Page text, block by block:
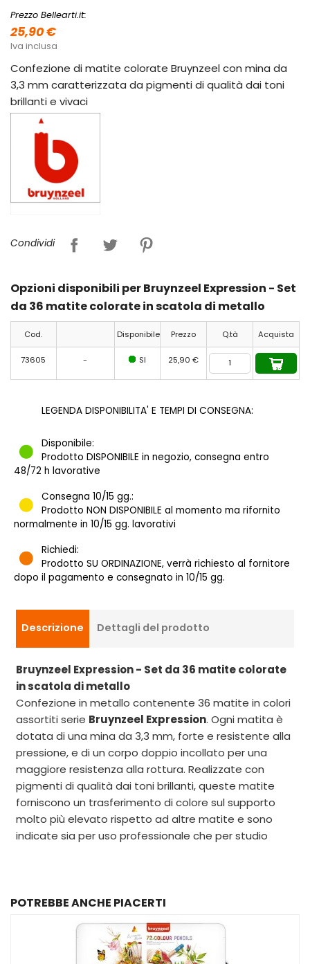
Prezzo Bellearti.it:
25,90 €
Iva inclusa
Confezione di matite colorate Bruynzeel con mina da
3,3 mm caratterizzata da pigmenti di qualità dai toni
brillanti e vivaci
Condividi
Opzioni disponibili per Bruynzeel Expression - Set
da 36 matite colorate in scatola di metallo
Cod. Disponibile Prezzo Q.tà Acquista
73605 - SI 25,90 €
LEGENDA DISPONIBILITA' E TEMPI DI CONSEGNA:
Disponibile:
Prodotto DISPONIBILE in negozio, consegna entro
48/72 h lavorative
Consegna 10/15 gg.:
Prodotto NON DISPONIBILE al momento ma rifornito
normalmente in 10/15 gg. lavorativi
Richiedi:
Prodotto SU ORDINAZIONE, verrà richiesto al fornitore
dopo il pagamento e consegnato in 10/15 gg.
Descrizione Dettagli del prodotto
Bruynzeel Expression - Set da 36 matite colorate
in scatola di metallo
Confezione in metallo contenente 36 matite in colori
assortiti serie Bruynzeel Expression. Ogni matita è
dotata di una mina da 3,3 mm, forte e resistente alla
pressione, e di un corpo doppio incollato per una
maggiore resistenza alla rottura. Realizzate con
pigmenti di qualità dai toni brillanti, queste matite
forniscono un trasferimento di colore sul supporto
molto più elevato rispetto ad altre matite e sono
indicate sia per uso professionale che per studio
POTREBBE ANCHE PIACERTI